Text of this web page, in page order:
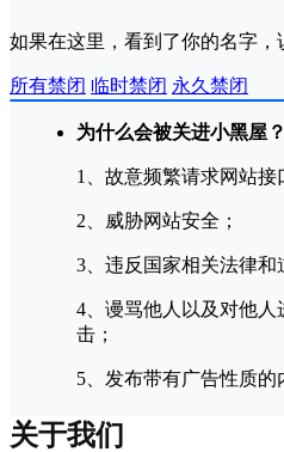
如果在这里，看到了你的名字，
所有禁闭 临时禁闭 永久禁闭
为什么会被关进小黑屋？
1、故意频繁请求网站接
2、威胁网站安全；
3、违反国家相关法律和
4、谩骂他人以及对他人
击；
5、发布带有广告性质的
关于我们